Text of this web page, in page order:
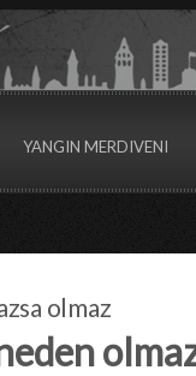
YANGIN MERDIVENI
olmaz